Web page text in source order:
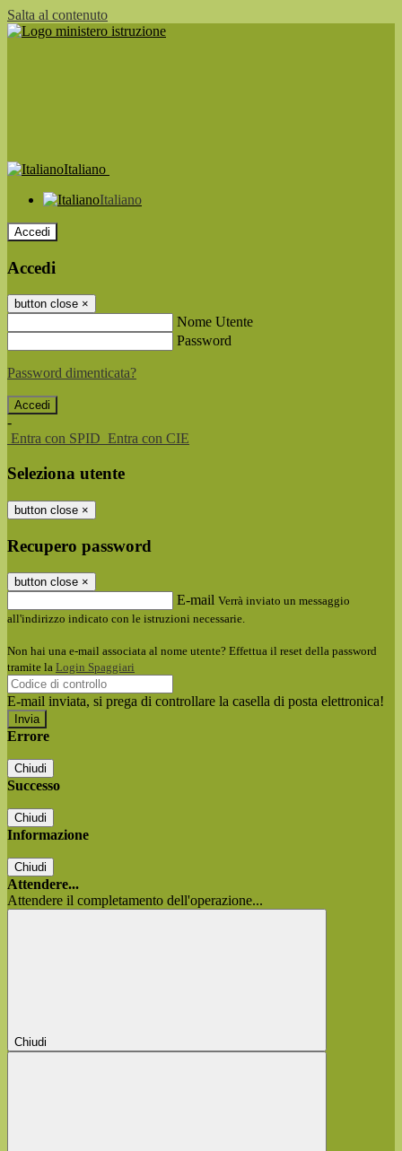
Salta al contenuto
Italiano
Italiano
Accedi
Accedi
button close ×
Nome Utente
Password
Password dimenticata?
-
Entra con SPID Entra con CIE
Seleziona utente
button close ×
Recupero password
button close ×
E-mail Verrà inviato un messaggio
all'indirizzo indicato con le istruzioni necessarie.
Non hai una e-mail associata al nome utente? Effettua il reset della password
tramite la Login Spaggiari
E-mail inviata, si prega di controllare la casella di posta elettronica!
Errore
Chiudi
Successo
Chiudi
Informazione
Chiudi
Attendere...
Attendere il completamento dell'operazione...
Chiudi